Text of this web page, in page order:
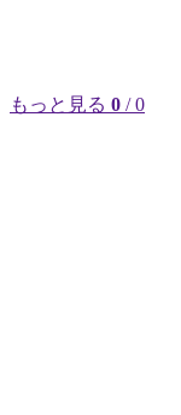
もっと見る 0 / 0